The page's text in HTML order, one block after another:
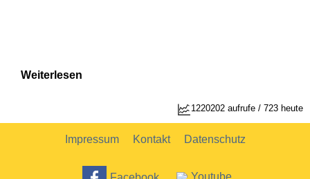
2
Weiterlesen
1220202 aufrufe / 723 heute
Impressum Kontakt Datenschutz